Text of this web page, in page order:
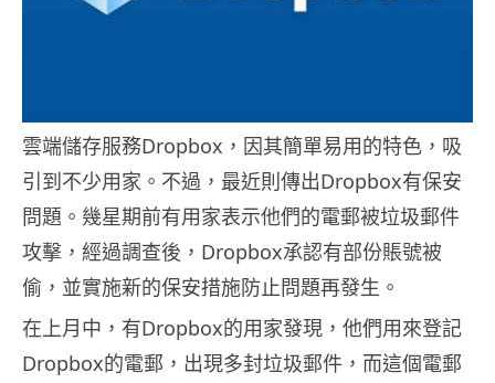
雲端儲存服務Dropbox，因其簡單易用的特色，吸
引到不少用家。不過，最近則傳出Dropbox有保安
問題。幾星期前有用家表示他們的電郵被垃圾郵件
攻擊，經過調查後，Dropbox承認有部份賬號被
偷，並實施新的保安措施防止問題再發生。
在上月中，有Dropbox的用家發現，他們用來登記
Dropbox的電郵，出現多封垃圾郵件，而這個電郵